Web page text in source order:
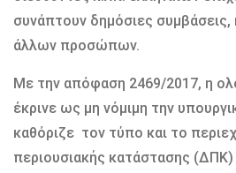
συνάπτουν δημόσιες
άλλων προσώπων.
Με την απόφαση 2469/2017, η
έκρινε ως μη νόμιμη την
καθόριζε τον τύπο και το
περιουσιακής κατάστασης